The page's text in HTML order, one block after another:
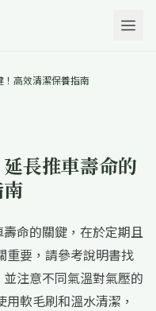
高效清潔保養指南
長推車壽命的
命的關鍵，在於定期且
重要，請參考說明書找
注意不同氣溫對氣壓的
軟毛刷和溫水清潔，